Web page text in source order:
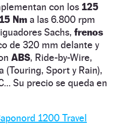
con los 125
Nm a las 6.800 rpm
Sachs, frenos
de 320 mm delante y
ABS, Ride-by-Wire,
(Touring, Sport y Rain),
Su precio se queda en
1200 Travel